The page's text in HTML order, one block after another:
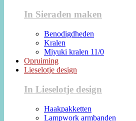
In Sieraden maken
Benodigdheden
Kralen
Miyuki kralen 11/0
Opruiming
Lieselotje design
In Lieselotje design
Haakpakketten
Lampwork armbanden